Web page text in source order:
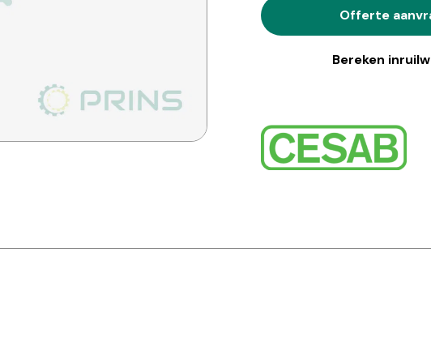
Offerte
Bereken